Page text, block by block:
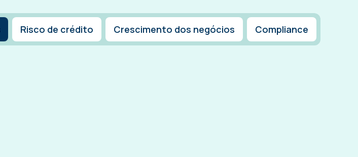
Risco de crédito Crescimento dos negócios Compliance